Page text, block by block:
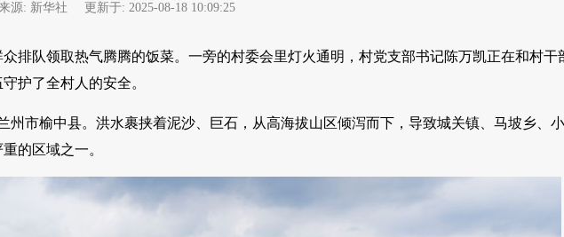
来源: 新华社 更新于: 2025-08-18 10:09:25
排队领取热气腾腾的饭菜。一旁的村委会里灯火通明，村党支部书记陈万凯正在和村干
护了全村人的安全。
州市榆中县。洪水裹挟着泥沙、巨石，从高海拔山区倾泻而下，导致城关镇、马坡乡、
的区域之一。